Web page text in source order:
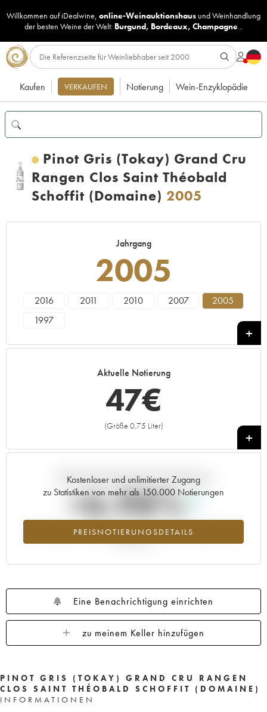
Willkommen auf iDealwine, online-Weinauktionshaus undWeinhandlung
der besten Weine der Welt: Burgund, Bordeaux, Champagne...
Kaufen VERKAUFEN Notierung Wein-Enzyklopädie
Pinot Gris (Tokay) Grand Cru
Rangen Clos Saint Théobald
Schoffit (Domaine) 2005
Jahrgang
2005
2016 2011 2010 2007
2005
1997
Aktuelle Notierung
47€
(Größe 0,75 Liter)
+
Kostenloser und unlimitierter Zugang
zu Statistiken von mehr als 150.000 Notierungen
PREISNOTIERUNGSDETAILS
Aktuelle Entwicklung der Preisnotierung
+6.98%
Preisanstiegs des Jahrgangs 2005 im Jahr 2026 im Vergleich zum
Eine Benachrichtigung einrichten
zu meinem Keller hinzufügen
PINOT GRIS (TOKAY) GRAND CRU RANGEN
CLOS SAINT THÉOBALD SCHOFFIT (DOMAINE)
INFORMATIONEN